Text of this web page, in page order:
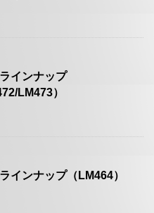
インナップ
LM473）
インナップ（LM464）